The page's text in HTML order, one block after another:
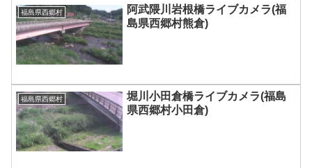
福島県西郷村
阿武隈川岩根橋ライブカメラ(福
島県西郷村熊倉)
福島県西郷村
堀川小田倉橋ライブカメラ(福島
県西郷村小田倉)